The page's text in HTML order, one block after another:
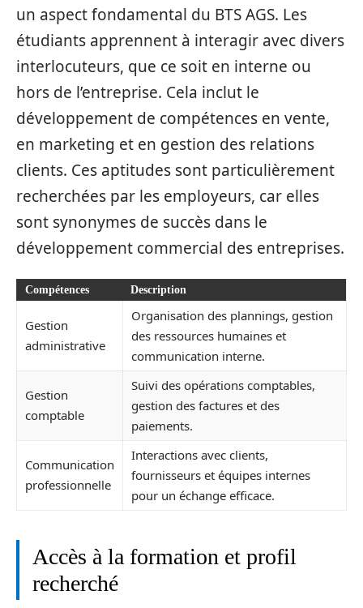
un aspect fondamental du BTS AGS. Les
étudiants apprennent à interagir avec divers
interlocuteurs, que ce soit en interne ou
hors de l’entreprise. Cela inclut le
développement de compétences en vente,
en marketing et en gestion des relations
clients. Ces aptitudes sont particulièrement
recherchées par les employeurs, car elles
sont synonymes de succès dans le
développement commercial des entreprises.
Compétences Description
Gestion
administrative
Organisation des plannings, gestion
des ressources humaines et
communication interne.
Gestion
comptable
Suivi des opérations comptables,
gestion des factures et des
paiements.
Communication
professionnelle
Interactions avec clients,
fournisseurs et équipes internes
pour un échange efficace.
Accès à la formation et profil
recherché